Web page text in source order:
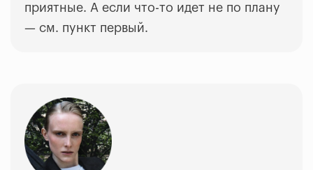
приятные. А если что-то идет не по плану
— см. пункт первый.